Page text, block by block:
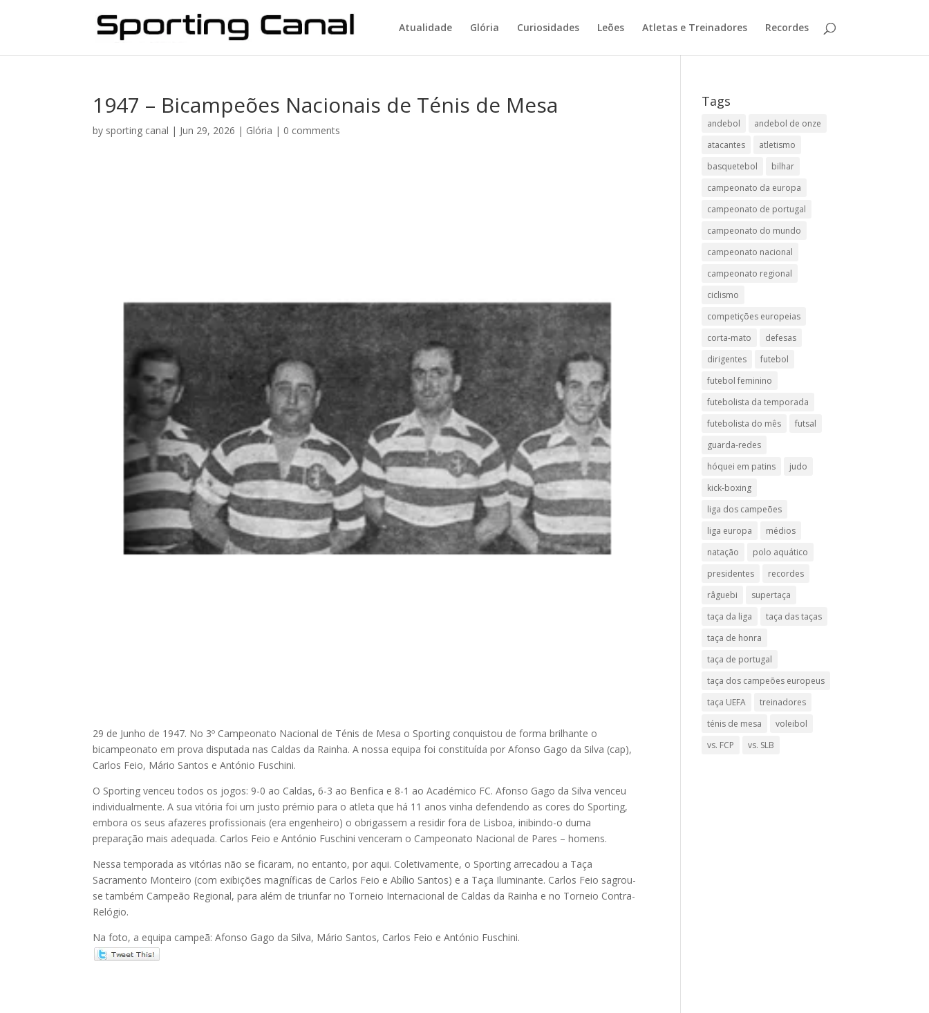
Atualidade Glória Curiosidades Leões Atletas e Treinadores Recordes
1947 – Bicampeões Nacionais de Ténis de Mesa
by sporting canal | Jun 29, 2026 | Glória | 0 comments
29 de Junho de 1947. No 3º Campeonato Nacional de Ténis de Mesa o Sporting conquistou de forma brilhante o
bicampeonato em prova disputada nas Caldas da Rainha. A nossa equipa foi constituída por Afonso Gago da Silva (cap),
Carlos Feio, Mário Santos e António Fuschini.
O Sporting venceu todos os jogos: 9-0 ao Caldas, 6-3 ao Benfica e 8-1 ao Académico FC. Afonso Gago da Silva venceu
individualmente. A sua vitória foi um justo prémio para o atleta que há 11 anos vinha defendendo as cores do Sporting,
embora os seus afazeres profissionais (era engenheiro) o obrigassem a residir fora de Lisboa, inibindo-o duma
preparação mais adequada. Carlos Feio e António Fuschini venceram o Campeonato Nacional de Pares – homens.
Nessa temporada as vitórias não se ficaram, no entanto, por aqui. Coletivamente, o Sporting arrecadou a Taça
Sacramento Monteiro (com exibições magníficas de Carlos Feio e Abílio Santos) e a Taça Iluminante. Carlos Feio sagrou-
se também Campeão Regional, para além de triunfar no Torneio Internacional de Caldas da Rainha e no Torneio Contra-
Relógio.
Na foto, a equipa campeã: Afonso Gago da Silva, Mário Santos, Carlos Feio e António Fuschini.
Tags
andebol
andebol de onze
atacantes
atletismo
basquetebol
bilhar
campeonato da europa
campeonato de portugal
campeonato do mundo
campeonato nacional
campeonato regional
ciclismo
competições europeias
corta-mato
defesas
dirigentes
futebol
futebol feminino
futebolista da temporada
futebolista do mês
futsal
guarda-redes
hóquei em patins
judo
kick-boxing
liga dos campeões
liga europa
médios
natação
polo aquático
presidentes
recordes
râguebi
supertaça
taça da liga
taça das taças
taça de honra
taça de portugal
taça dos campeões europeus
taça UEFA
treinadores
ténis de mesa
voleibol
vs. FCP
vs. SLB